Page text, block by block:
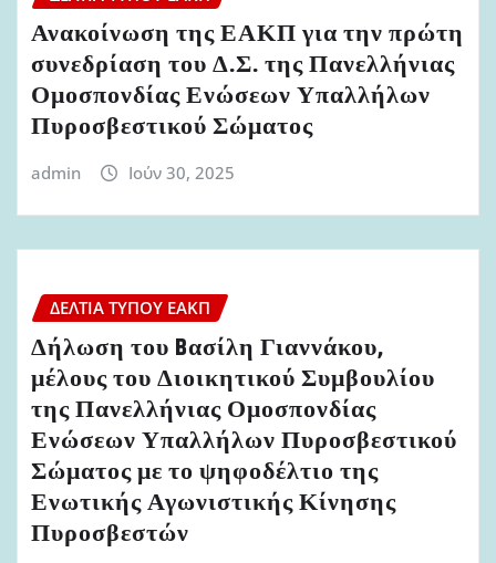
Ανακοίνωση της ΕΑΚΠ για την πρώτη
συνεδρίαση του Δ.Σ. της Πανελλήνιας
Ομοσπονδίας Ενώσεων Υπαλλήλων
Πυροσβεστικού Σώματος
admin Ιούν 30, 2025
ΔΕΛΤΊΑ ΤΎΠΟΥ ΕΑΚΠ
Δήλωση του Bασίλη Γιαννάκου,
μέλους του Διοικητικού Συμβουλίου
της Πανελλήνιας Ομοσπονδίας
Ενώσεων Υπαλλήλων Πυροσβεστικού
Σώματος με το ψηφοδέλτιο της
Ενωτικής Αγωνιστικής Κίνησης
Πυροσβεστών